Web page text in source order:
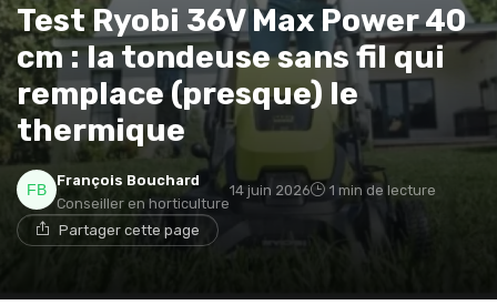
Test Ryobi 36V Max Power 40
cm : la tondeuse sans fil qui
remplace (presque) le
thermique
François Bouchard
Conseiller en horticulture
14 juin 2026 1 min de lecture
Partager cette page